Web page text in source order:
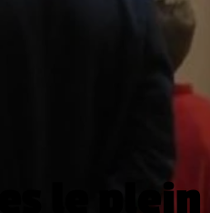
le plein